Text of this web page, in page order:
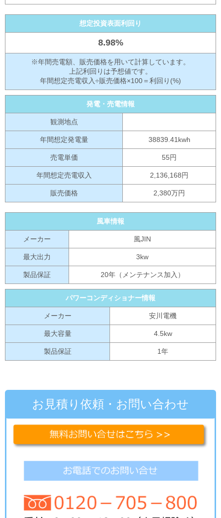
想定投資表面利回り
8.98%
※年間売電額、販売価格を用いて計算しています。
上記利回りは予想値です。
年間想定売電収入÷販売価格×100＝利回り(%)
発電・売電情報
観測地点
年間想定発電量 38839.41kwh
売電単価 55円
年間想定売電収入 2,136,168円
販売価格 2,380万円
風車情報
メーカー 風JIN
最大出力 3kw
製品保証 20年（メンテナンス加入）
パワーコンディショナー情報
メーカー 安川電機
最大容量 4.5kw
製品保証 1年
お見積り依頼・お問い合わせ